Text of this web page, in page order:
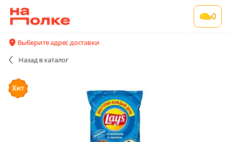
0
Выберите адрес доставки
Назад в каталог
Чипсы Lay's сметана зелень 70 гр., флоу-пак
25 шт в упаковке , срок годности 6 мес
Акции
Все поставщики и цены